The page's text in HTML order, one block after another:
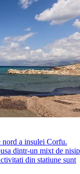
nord a insulei Corfu.
dintr-un mixt de nisip
din statiune sunt